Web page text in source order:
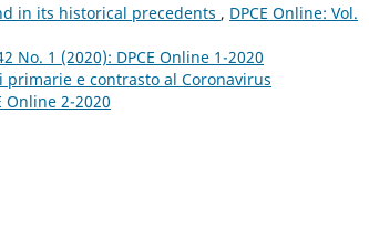
in its historical precedents , DPCE Online: Vol.
No. 1 (2020): DPCE Online 1-2020
e contrasto al Coronavirus
Online 2-2020